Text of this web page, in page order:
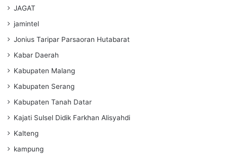
JAGAT
jamintel
Jonius Taripar Parsaoran Hutabarat
Kabar Daerah
Kabupaten Malang
Kabupaten Serang
Kabupaten Tanah Datar
Kajati Sulsel Didik Farkhan Alisyahdi
Kalteng
kampung